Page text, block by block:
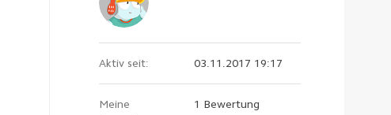
Aktiv seit: 03.11.2017 19:17
Meine
1 Bewertung